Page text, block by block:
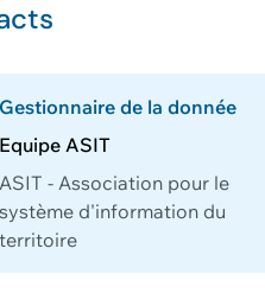
Gestionnaire de la donnée
Equipe ASIT
ASIT - Association pour le
système d'information du
territoire